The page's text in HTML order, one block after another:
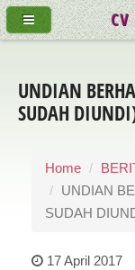
UNDIAN
SUDAH
Home
UNDIAN
SUDAH
17 April